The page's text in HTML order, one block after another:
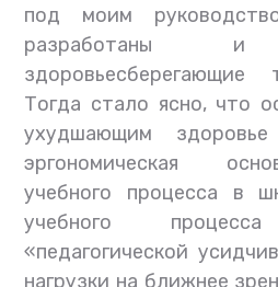
под моим
разработаны и
здоровьесберегающие
Тогда стало ясно, что
ухудшающим
эргономическая
учебного процесса в
учебного
«педагогической
нагрузки на ближнее